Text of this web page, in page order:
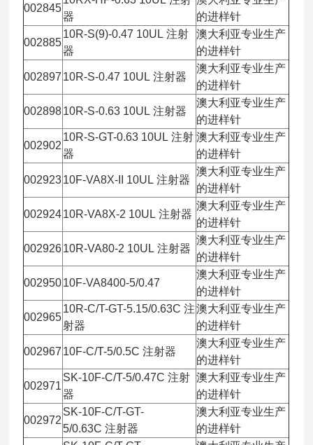
002845
器
的进样针
002885
10R-S(9)-0.47 10UL 注射
器
澳大利亚专业生产
的进样针
002897 10R-S-0.47 10UL 注射器
澳大利亚专业生产
的进样针
00289810R-S-0.63 10UL 注射器
澳大利亚专业生产
的进样针
002902
10R-S-GT-0.63 10UL 注射
器
澳大利亚专业生产
的进样针
00292310F-VA8X-II 10UL 注射器
澳大利亚专业生产
的进样针
00292410R-VA8X-2 10UL 注射器
澳大利亚专业生产
的进样针
00292610R-VA80-2 10UL 注射器
澳大利亚专业生产
的进样针
00295010F-VA8400-5/0.47
澳大利亚专业生产
的进样针
002965
10R-C/T-GT-5.15/0.63C 注
射器
澳大利亚专业生产
的进样针
002967 10F-C/T-5/0.5C 注射器
澳大利亚专业生产
的进样针
002971
SK-10F-C/T-5/0.47C 注射
器
澳大利亚专业生产
的进样针
002972
SK-10F-C/T-GT-
5/0.63C 注射器
澳大利亚专业生产
的进样针